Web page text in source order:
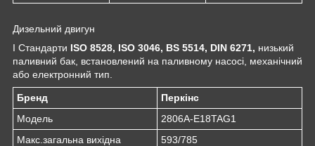
Дизельний двигун
I Стандарти ISO 8528, ISO 3046, BS 5514, DIN 6271, низький
паливний бак, встановлений на паливному насосі, механічний
або електронний тип.
Бренд
Перкінс
Модель
2806A-E18TAG1
Макс.загальна вихідна
593/785